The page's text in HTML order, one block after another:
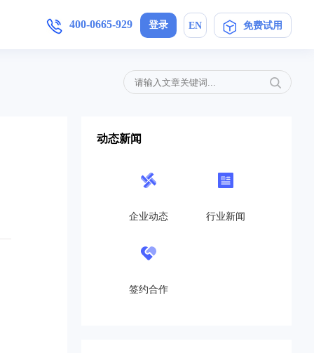
增值服务
开源CRM
旗舰企业版
SaaS在线版
帮助中心
...
在信息时代，开展优质护理服务，信
展的契机,活动策划公司就得在...
教育培训行业如雨后春笋般涌现，这
产品手册
加入我们
400-0665-929 登录 EN 免费试用
动态新闻
企业动态 行业新闻
签约合作